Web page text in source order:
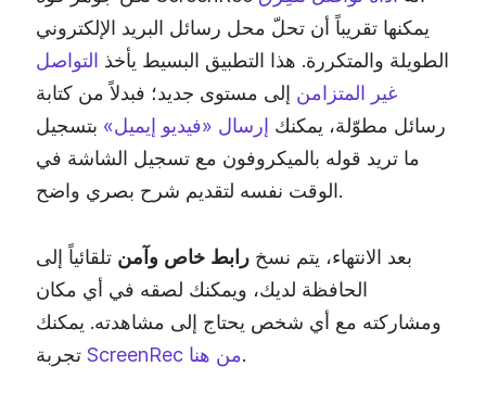
يمكنها تقريباً أن تحلّ محل رسائل البريد الإلكتروني
الطويلة والمتكررة. هذا التطبيق البسيط يأخذ التواصل
غير المتزامن إلى مستوى جديد؛ فبدلاً من كتابة
رسائل مطوّلة، يمكنك إرسال «فيديو إيميل» بتسجيل
ما تريد قوله بالميكروفون مع تسجيل الشاشة في
الوقت نفسه لتقديم شرح بصري واضح.
بعد الانتهاء، يتم نسخ رابط خاص وآمن تلقائياً إلى
الحافظة لديك، ويمكنك لصقه في أي مكان
ومشاركته مع أي شخص يحتاج إلى مشاهدته. يمكنك
ScreenRec من هنا.